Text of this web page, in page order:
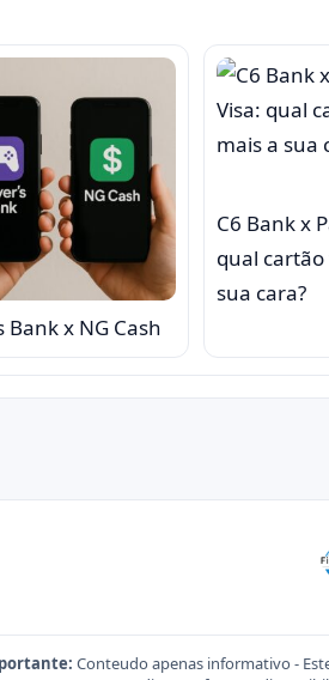
Bank x NG Cash
C6 Bank x
qual
sua cara?
Conteudo apenas informativo -